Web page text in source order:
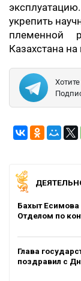
укрепить
племенной
Казахстана
Бахыт
Отделом по
Глава
поздравил с